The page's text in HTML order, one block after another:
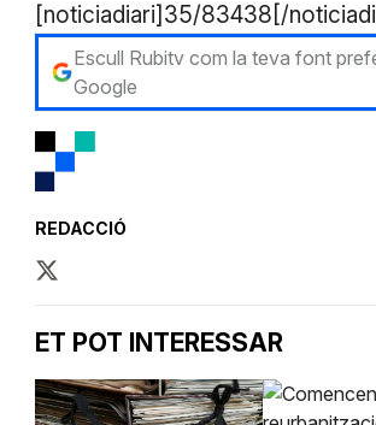
[noticiadiari]35/83438[/
Escull Rubitv com la teva font
Google
REDACCIÓ
ET POT INTERESSAR